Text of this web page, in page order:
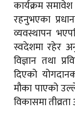
कार्यक्रम
रहनुभएका
व्यवस्थापन
स्वदेशमा रहेर
विज्ञान तथा
दिएको
मौका पाएको
विकासमा